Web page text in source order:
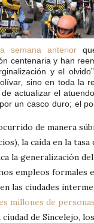
semana anterior
centenaria y han
y el
sino en toda la
actualizar el
un casco duro; el
de manera
la caída en la
la generalización
empleos
las ciudades
millones de
de Sincelejo,